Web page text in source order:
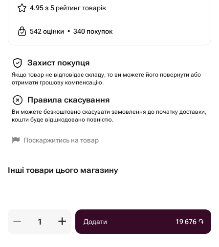
4.95 з 5 рейтинг товарів
542оцінки • 340 покупок
Захист покупця
Якщо товар не відповідає складу, то ви можете його повернути або
отримати грошову компенсацію.
Правила скасування
Ви можете безкоштовно скасувати замовлення до початку доставки,
кошти буде відшкодовано повністю.
Поскаржитись на товар
Інші товари цього магазину
Додати 19 676 ֏